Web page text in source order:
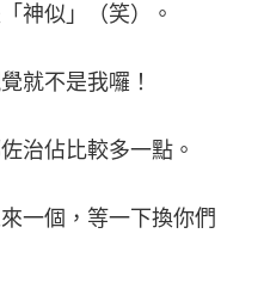
神似」（笑）。
就不是我囉！
治佔比較多一點。
一個，等一下換你們